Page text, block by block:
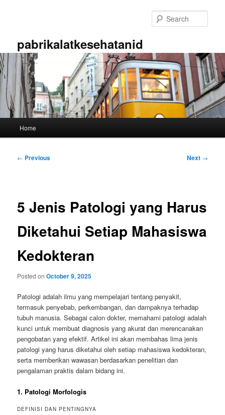
pabrikalatkesehatanid
Home
Post
← Previous Next →
5 Jenis Patologi yang Harus
Diketahui Setiap Mahasiswa
Kedokteran
Posted onOctober 9, 2025
Patologi adalah ilmu yang mempelajari tentang penyakit,
termasuk penyebab, perkembangan, dan dampaknya terhadap
tubuh manusia. Sebagai calon dokter, memahami patologi adalah
kunci untuk membuat diagnosis yang akurat dan merencanakan
pengobatan yang efektif. Artikel ini akan membahas lima jenis
patologi yang harus diketahui oleh setiap mahasiswa kedokteran,
serta memberikan wawasan berdasarkan penelitian dan
pengalaman praktis dalam bidang ini.
1. Patologi Morfologis
DEFINISI DAN PENTINGNYA